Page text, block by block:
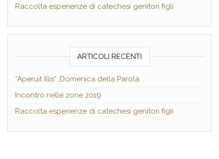
Raccolta esperienze di catechesi genitori figli
ARTICOLI RECENTI
“Aperuit Illis”…Domenica della Parola
Incontro nelle zone 2019
Raccolta esperienze di catechesi genitori figli